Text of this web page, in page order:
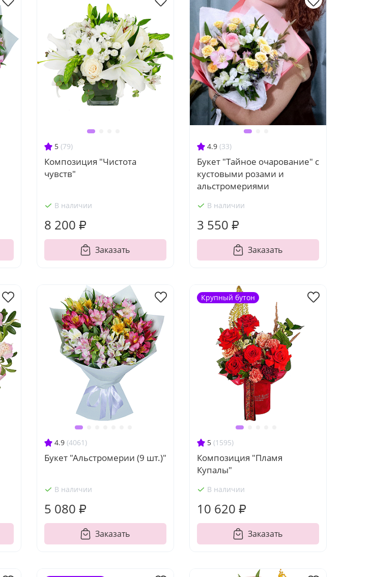
5 (79)
Композиция "Чистота
чувств"
В наличии
8 200 ₽
Заказать
4.9 (33)
Букет "Тайное очарование" с
кустовыми розами и
альстромериями
В наличии
3 550 ₽
Заказать
4.9 (4061)
Букет "Альстромерии (9 шт.)"
В наличии
5 080 ₽
Заказать
5 (1595)
Композиция "Пламя
Купалы"
В наличии
10 620 ₽
Заказать
Крупный бутон